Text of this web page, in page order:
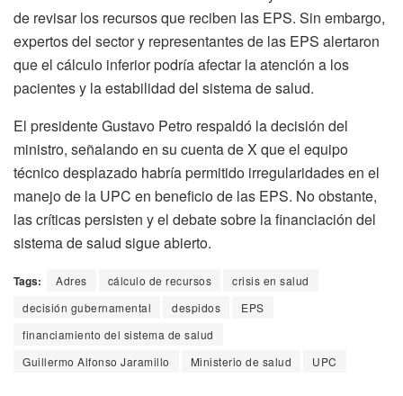
de revisar los recursos que reciben las EPS. Sin embargo,
expertos del sector y representantes de las EPS alertaron
que el cálculo inferior podría afectar la atención a los
pacientes y la estabilidad del sistema de salud.
El presidente Gustavo Petro respaldó la decisión del
ministro, señalando en su cuenta de X que el equipo
técnico desplazado habría permitido irregularidades en el
manejo de la UPC en beneficio de las EPS. No obstante,
las críticas persisten y el debate sobre la financiación del
sistema de salud sigue abierto.
Tags: Adres cálculo de recursos
crisis en salud
decisión gubernamental
despidos
EPS
financiamiento del sistema de salud
Guillermo Alfonso Jaramillo
Ministerio de salud UPC